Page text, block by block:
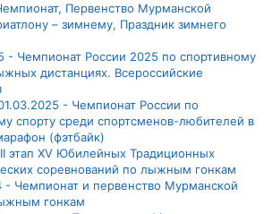
Первенство Мурманской
– зимнему, Праздник зимнего
- Чемпионат России 2025 по спортивному
дистанциях. Всероссийские
- Чемпионат России по
спорту среди спортсменов-любителей в
(фэтбайк)
этап XV Юбилейных Традиционных
соревнований по лыжным гонкам
- Чемпионат и первенство Мурманской
гонкам